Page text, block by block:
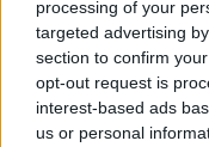
processing of your
targeted advertising
section to confirm
opt-out request is
interest-based ads
us or personal